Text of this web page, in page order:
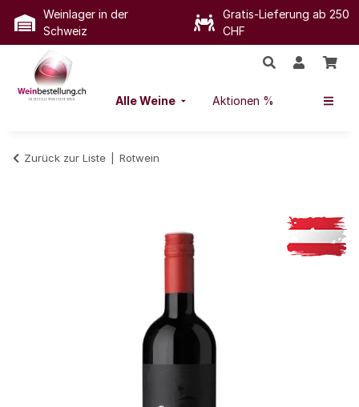
Weinlager in der
Schweiz
Gratis-Lieferung ab 250
CHF
Alle Weine Aktionen %
Zurück zur Liste Rotwein